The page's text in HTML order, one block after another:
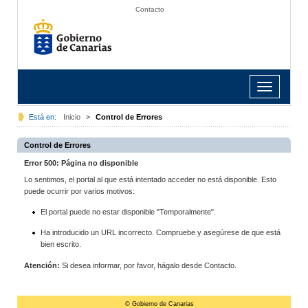
Contacto
Toggle
navigation
Está en: Inicio > Control de Errores
Control de Errores
Error 500: Página no disponible
Lo sentimos, el portal al que está intentado acceder no está disponible. Esto
puede ocurrir por varios motivos:
El portal puede no estar disponible "Temporalmente".
Ha introducido un URL incorrecto. Compruebe y asegúrese de que está
bien escrito.
Atención: Si desea informar, por favor, hágalo desde Contacto.
© Gobierno de Canarias